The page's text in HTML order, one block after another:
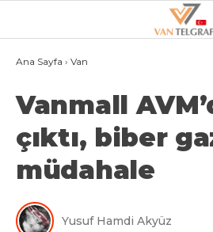
GALERİ
VAN
BÖLGE
GÜNDEM
Ana Sayfa › Van
Vanmall
çıktı, biber
müdahale
Yusuf Hamdi Akyüz